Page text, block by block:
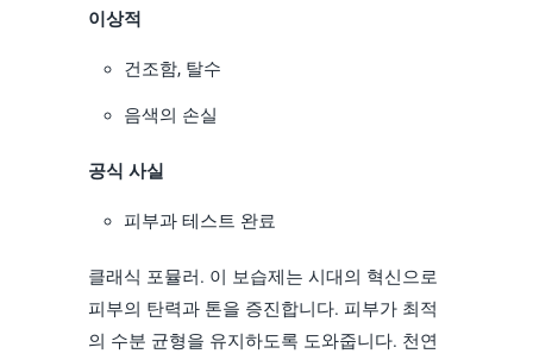
이상적
건조함, 탈수
음색의 손실
공식 사실
피부과 테스트 완료
클래식 포뮬러. 이 보습제는 시대의 혁신으로
피부의 탄력과 톤을 증진합니다. 피부가 최적
의 수분 균형을 유지하도록 도와줍니다. 천연